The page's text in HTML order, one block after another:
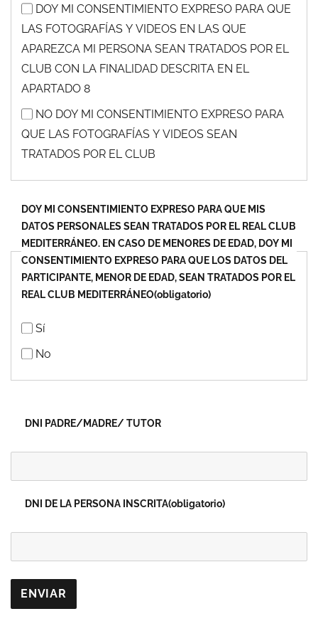
DOY MI CONSENTIMIENTO EXPRESO PARA QUE
LAS FOTOGRAFÍAS Y VIDEOS EN LAS QUE
APAREZCA MI PERSONA SEAN TRATADOS POR EL
CLUB CON LA FINALIDAD DESCRITA EN EL
APARTADO 8
NO DOY MI CONSENTIMIENTO EXPRESO PARA
QUE LAS FOTOGRAFÍAS Y VIDEOS SEAN
TRATADOS POR EL CLUB
DOY MI CONSENTIMIENTO EXPRESO PARA QUE MIS
DATOS PERSONALES SEAN TRATADOS POR EL REAL CLUB
MEDITERRÁNEO. EN CASO DE MENORES DE EDAD, DOY MI
CONSENTIMIENTO EXPRESO PARA QUE LOS DATOS DEL
PARTICIPANTE, MENOR DE EDAD, SEAN TRATADOS POR EL
REAL CLUB MEDITERRÁNEO(obligatorio)
Sí
No
DNI PADRE/MADRE/ TUTOR
DNI DE LA PERSONA INSCRITA(obligatorio)
ENVIAR